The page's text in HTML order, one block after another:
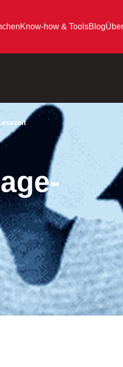
Know-how & ToolsBlog